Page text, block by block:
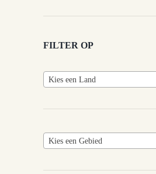
FILTER OP
Kies een Land
Kies een Gebied